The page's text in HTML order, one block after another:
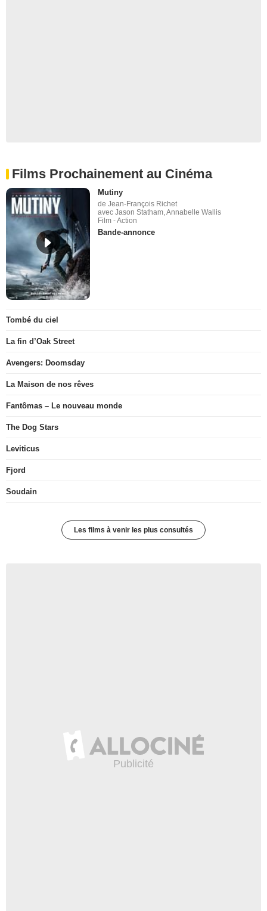
Films Prochainement au Cinéma
Mutiny
de Jean-François Richet
avec Jason Statham, Annabelle Wallis
Film - Action
Bande-annonce
Tombé du ciel
La fin d’Oak Street
Avengers: Doomsday
La Maison de nos rêves
Fantômas – Le nouveau monde
The Dog Stars
Leviticus
Fjord
Soudain
Les films à venir les plus consultés